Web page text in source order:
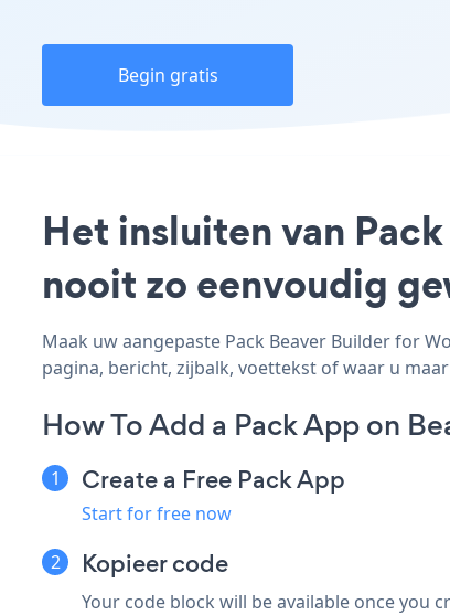
Begin gratis
Het insluiten van
nooit zo eenvoudig
Maak uw aangepaste Pack Beaver Builder for
pagina, bericht, zijbalk, voettekst of waar u
How To Add a Pack App on
Create a Free Pack App
Start for free now
Kopieer code
Your code block will be available once you